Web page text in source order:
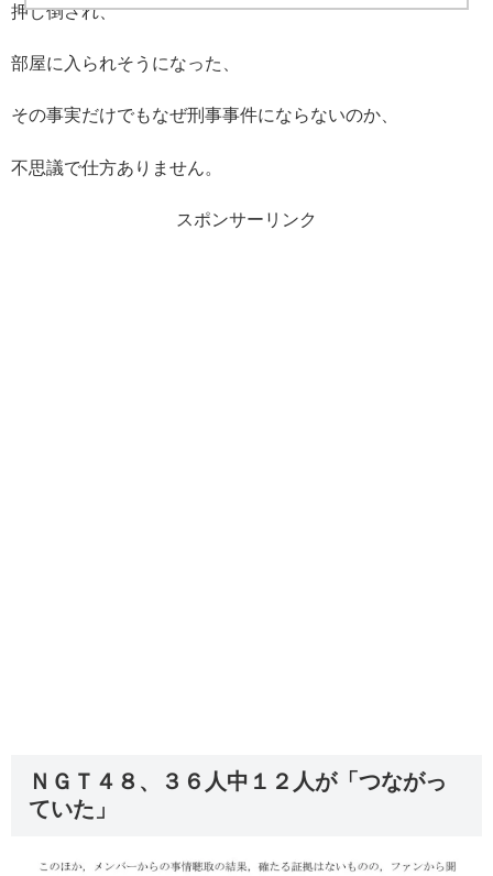
押し倒され、
部屋に入られそうになった、
その事実だけでもなぜ刑事事件にならないのか、
不思議で仕方ありません。
スポンサーリンク
ＮＧＴ４８、３６人中１２人が「つながっ
ていた」